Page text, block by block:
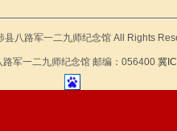
县八路军一二九师纪念馆 All Rights
军一二九师纪念馆 邮编：056400 冀